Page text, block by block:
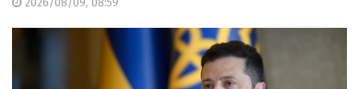
2026/08/09, 08:59